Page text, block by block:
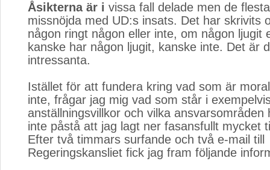
Åsikterna är i vissa fall delade men de
missnöjda med UD:s insats. Det har skrivits
någon ringt någon eller inte, om någon ljugit
kanske har någon ljugit, kanske inte. Det är
intressanta.
Istället för att fundera kring vad som är
inte, frågar jag mig vad som står i
anställningsvillkor och vilka ansvarsområden
inte påstå att jag lagt ner fasansfullt mycket
Efter två timmars surfande och två e-mail till
Regeringskansliet fick jag fram följande